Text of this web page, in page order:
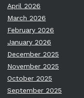
April 2026
March 2026
February 2026
January 2026
December 2025
November 2025
October 2025
September 2025